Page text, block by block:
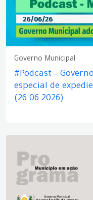
Governo Municipal
#Podcast –
especial de
(26.06.2026)